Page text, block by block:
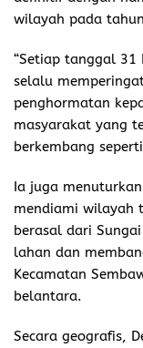
wilayah pada
“Setiap tanggal 31
selalu
penghormatan
masyarakat yang
berkembang
Ia juga
mendiami wilayah
berasal dari
lahan dan
Kecamatan
belantara.
Secara geografis,